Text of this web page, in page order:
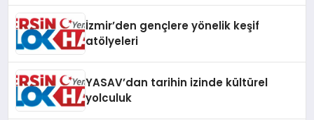
İzmir’den gençlere yönelik keşif
atölyeleri
YASAV’dan tarihin izinde kültürel
yolculuk